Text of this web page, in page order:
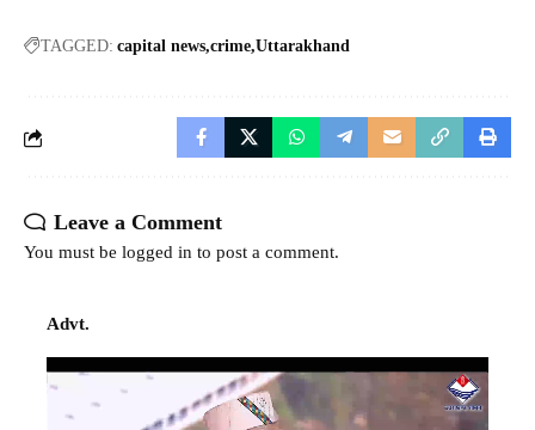
TAGGED: capital news crime Uttarakhand
Leave a Comment
You must be logged in to post a comment.
Advt.
Video